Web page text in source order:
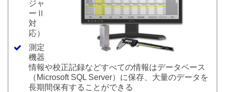
ジャ
ーⅡ
対
応）
測定
機器
情報や校正記録などすべての情報はデータベース
（Microsoft SQL Server）に保存、大量のデータを
長期間保有することができる